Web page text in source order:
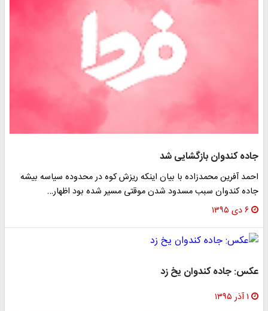
جاده کندوان بازگشایی شد
احمد آفرین محمدزاده با بیان اینکه ریزش کوه در محدوده سیاسه بیشه
جاده کندوان سبب مسدود شدن موقتی مسیر شده بود اظهار…
۶ دی ۱۳۹۵
عکس: جاده کندوان یخ زد
۱ آذر ۱۳۹۵